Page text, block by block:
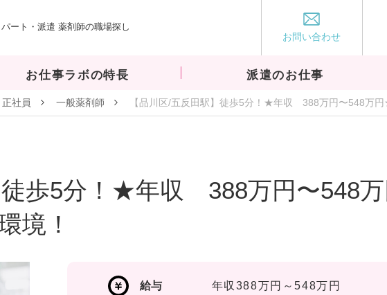
ート・派遣 薬剤師の職場探し
お問い合わせ
お仕事ラボの特長 派遣のお仕事
正社員 一般薬剤師 【品川区/五反田駅】徒歩5分！★年収 388万円〜548万
徒歩5分！★年収 388万円〜548
境！
給与 年収388万円～548万円